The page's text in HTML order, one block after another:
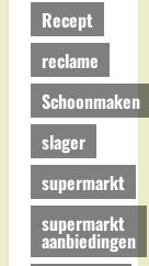
Recept
reclame
Schoonmaken
slager
supermarkt
supermarkt
aanbiedingen